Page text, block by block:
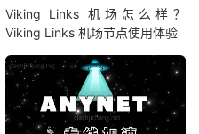
Viking Links 机场怎么样？
Viking Links 机场节点使用体验